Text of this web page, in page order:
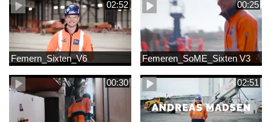
02:52
Femern_Sixten_V6
00:25
Femeren_SoME_Sixten V3
00:30 02:51